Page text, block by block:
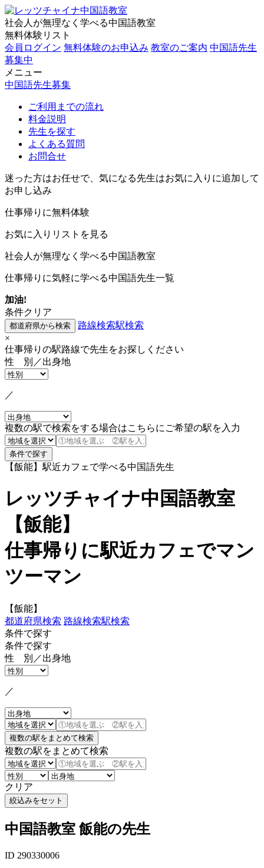
社会人が無理なく学べる中国語教室
無料体験リスト
会員ログイン 無料体験のお申込み 教室のご案内 中国語先生
募集中
メニュー
中国語先生募集
ご利用までの流れ
料金説明
先生を探す
よくある質問
お問合せ
迷った方はお任せで、気になる先生はお気に入りに追加して
お申し込み
仕事帰りに無料体験
お気に入りリストを見る
社会人が無理なく学べる中国語教室
仕事帰りに気軽に学べる中国語先生一覧
加油!
条件クリア
路線検索駅検索
×
仕事帰りの駅路線で先生をお探しください
性 別／出身地
／
複数の駅で検索をする場合はこちらにご希望の駅を入力
【飯能】駅近カフェで学べる中国語先生
レッツチャイナ中国語教室
【飯能】
仕事帰りに駅近カフェでマン
ツーマン
【飯能】
都道府県検索 路線検索駅検索
条件で探す
条件で探す
性 別／出身地
／
複数の駅をまとめて検索
クリア
中国語教室 飯能の先生
ID 290330006